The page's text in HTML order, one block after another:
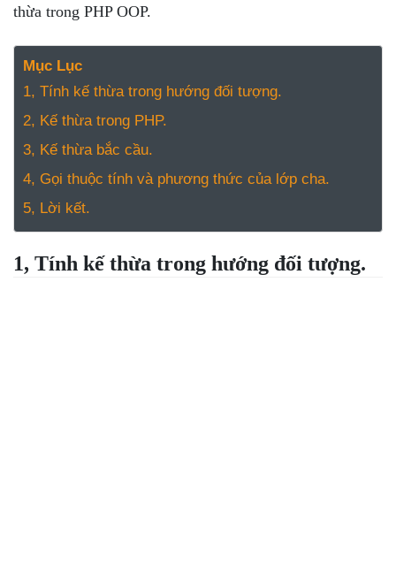
THỦ THUẬT
CÔNG
NGHỆ
TOOLS &
REVIEW
TÌM KIẾM
TIN TUYỂN
DỤNG
LIÊN HỆ
thừa trong PHP OOP.
Mục Lục
1, Tính kế thừa trong hướng đối tượng.
2, Kế thừa trong PHP.
3, Kế thừa bắc cầu.
4, Gọi thuộc tính và phương thức của lớp cha.
5, Lời kết.
1, Tính kế thừa trong hướng đối tượng.